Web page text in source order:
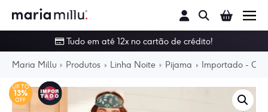
Tudo em até 12x no cartão de crédito!
Conjunto
Sutiã
Maria Millu Produtos Linha Noite Pijama Importado -
UP TO
13%
OFF